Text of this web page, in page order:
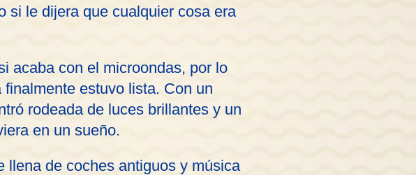
si le dijera que cualquier cosa era
acaba con el microondas, por lo
estuvo lista. Con un
rodeada de luces brillantes y un
en un sueño.
llena de coches antiguos y música